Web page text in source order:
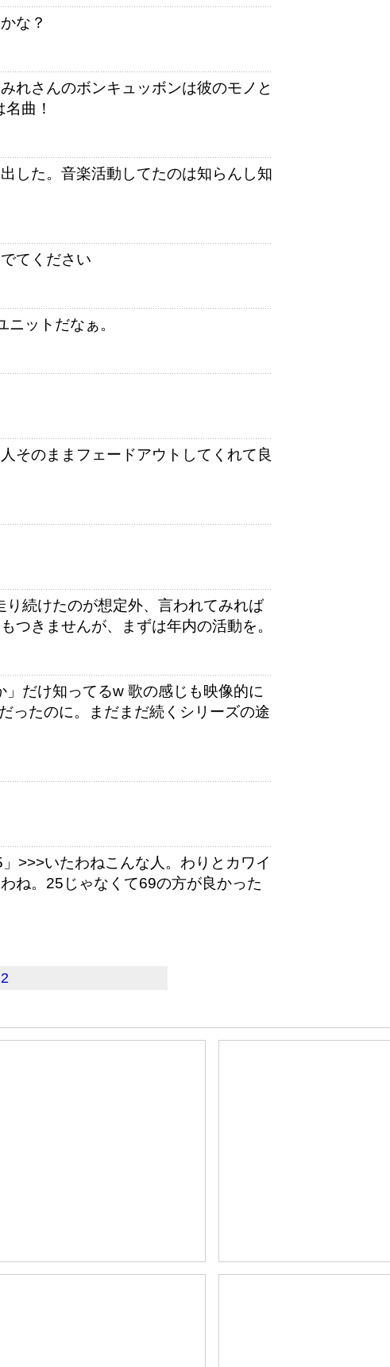
な？
れさんのボンキュッボンは彼のモノと
曲！
した。音楽活動してたのは知らんし知
てください
ットだなぁ。
そのままフェードアウトしてくれて良
続けたのが想定外、言われてみれば
つきませんが、まずは年内の活動を。
だけ知ってるw 歌の感じも映像的に
ったのに。まだまだ続くシリーズの途
>>>いたわねこんな人。わりとカワイ
ね。25じゃなくて69の方が良かった
2